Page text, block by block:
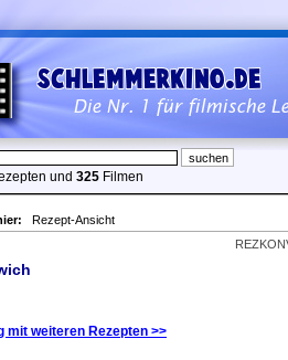
und 325 Filmen
Rezept-Ansicht
mit weiteren Rezepten >>